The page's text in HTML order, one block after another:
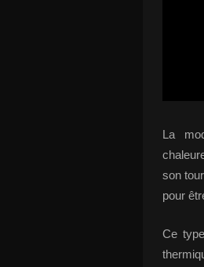
La
son
pour
Ce